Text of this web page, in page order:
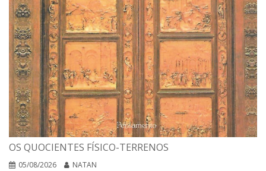
OS QUOCIENTES FÍSICO-TERRENOS
05/08/2026 NATAN